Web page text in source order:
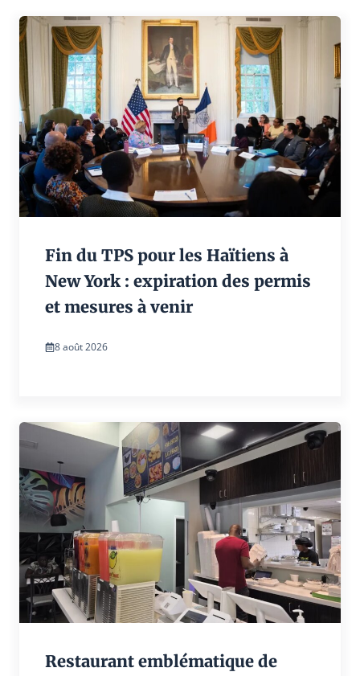
Fin du TPS pour les Haïtiens à
New York : expiration des permis
et mesures à venir
8 août 2026
Restaurant emblématique de